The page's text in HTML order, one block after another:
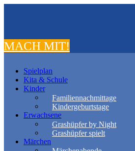
MACH MIT!
Spielplan
Kita & Schule
Kinder
Familiennachmittage
Kindergeburtstage
Erwachsene
Grashüpfer by Night
Grashüpfer spielt
Märchen